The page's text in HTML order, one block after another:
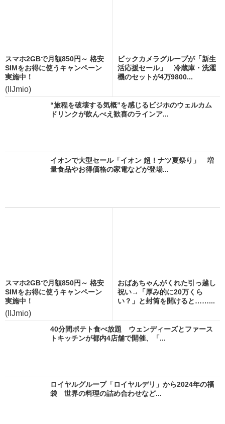
スマホ2GBで月額850円～ 格安
SIMをお得に使うキャンペーン
実施中！
(IIJmio)
ビックカメラグループが「新生
活応援セール」 冷蔵庫・洗濯
機のセットが4万9800...
“旅程を破壊する気概”を感じるビジホのウェルカム
ドリンクが飲んべえ歓喜のラインア...
イオンで大型セール「イオン 超！ナツ夏祭り」 増
量食品やお得価格の家電などが登場...
スマホ2GBで月額850円～ 格安
SIMをお得に使うキャンペーン
実施中！
(IIJmio)
おばあちゃんがくれた引っ越し
祝い→「厚み的に20万くら
い？」と封筒を開けると……...
40分間ポテト食べ放題 ウェンディーズとファース
トキッチンが都内4店舗で開催、「...
ロイヤルグループ「ロイヤルデリ」から2024年の福
袋 世界の料理の詰め合わせなど...